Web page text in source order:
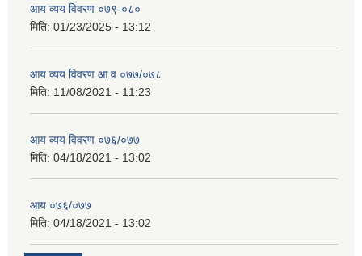
आय व्यय विवरण ०७९-०८०
मिति: 01/23/2025 - 13:12
आय व्यय विवरण आ.व ०७७/०७८
मिति: 11/08/2021 - 11:23
आय व्यय विवरण ०७६/०७७
मिति: 04/18/2021 - 13:02
आय ०७६/०७७
मिति: 04/18/2021 - 13:02